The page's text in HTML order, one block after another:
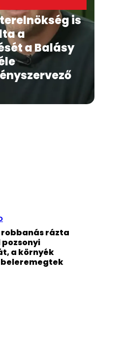
is
a
a Balásy
rázta
pozsonyi
a környék